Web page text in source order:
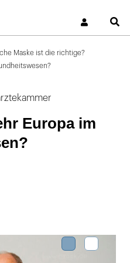
Maske ist die richtige?
Europa im